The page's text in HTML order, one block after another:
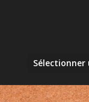
Sélectionner